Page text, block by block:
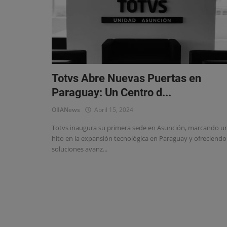
Totvs Abre Nuevas Puertas en
Paraguay: Un Centro d...
OlIANews Abril 15, 2024
Totvs inaugura su primera sede en Asunción, marcando
hito en la expansión tecnológica en Paraguay y ofreciendo
soluciones avanz...